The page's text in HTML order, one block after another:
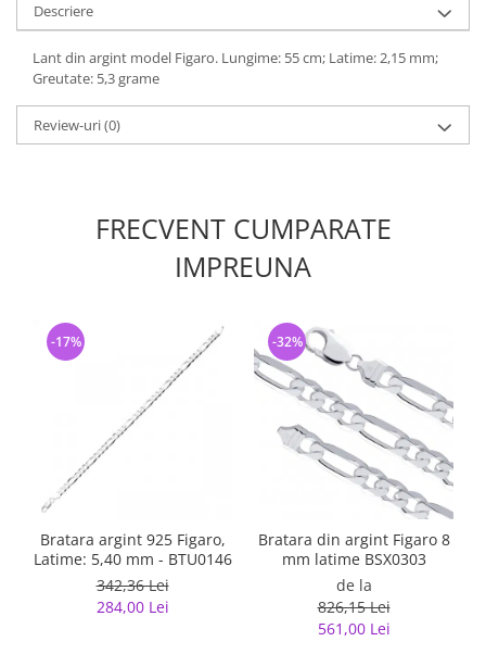
Descriere
Lant din argint model Figaro. Lungime: 55 cm; Latime: 2,15 mm;
Greutate: 5,3 grame
Review-uri(0)
FRECVENT CUMPARATE
IMPREUNA
Bratara argint 925 Figaro,
Latime: 5,40 mm - BTU0146
342,36 Lei
284,00 Lei
-17%
Bratara din argint Figaro 8
mm latime BSX0303
de la
826,15 Lei
561,00 Lei
-32%